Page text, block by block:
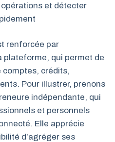
et détecter
renforcée par
plateforme, qui permet de
comptes, crédits,
Pour illustrer, prenons
indépendante, qui
et personnels
Elle apprécie
d’agréger ses